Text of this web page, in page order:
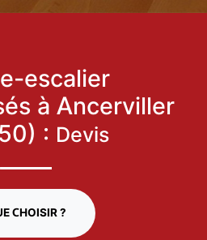
escalier
à Ancerviller
: Devis
CHOISIR ?